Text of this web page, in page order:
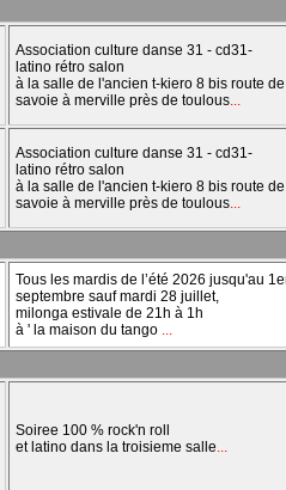
Association culture danse 31 - cd31-
latino rétro salon
à la salle de l'ancien t-kiero 8 bis route de
savoie à merville près de toulous...
Association culture danse 31 - cd31-
latino rétro salon
à la salle de l'ancien t-kiero 8 bis route de
savoie à merville près de toulous...
Tous les mardis de l’été 2026 jusqu'au
septembre sauf mardi 28 juillet,
milonga estivale de 21h à 1h
à ' la maison du tango ...
Soiree 100 % rock'n roll
et latino dans la troisieme salle...